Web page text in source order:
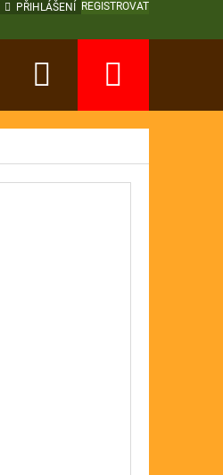
PŘIHLÁŠENÍ REGISTROVAT
Hledat